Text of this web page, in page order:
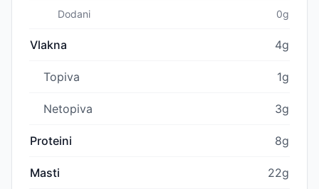
Dodani 0g
Vlakna 4g
Topiva 1g
Netopiva 3g
Proteini 8g
Masti 22g